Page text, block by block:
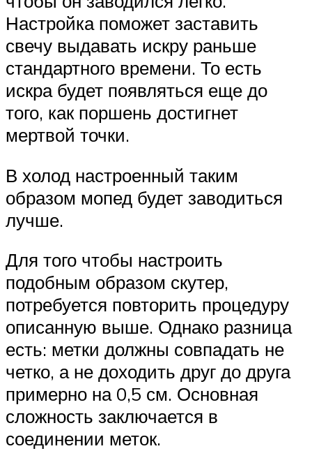
Настройка поможет заставить
свечу выдавать искру раньше
стандартного времени. То есть
искра будет появляться еще до
того, как поршень достигнет
мертвой точки.
В холод настроенный таким
образом мопед будет заводиться
лучше.
Для того чтобы настроить
подобным образом скутер,
потребуется повторить процедуру
описанную выше. Однако разница
есть: метки должны совпадать не
четко, а не доходить друг до друга
примерно на 0,5 см. Основная
сложность заключается в
соединении меток.